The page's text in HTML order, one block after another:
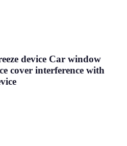
device Car window
cover interference with